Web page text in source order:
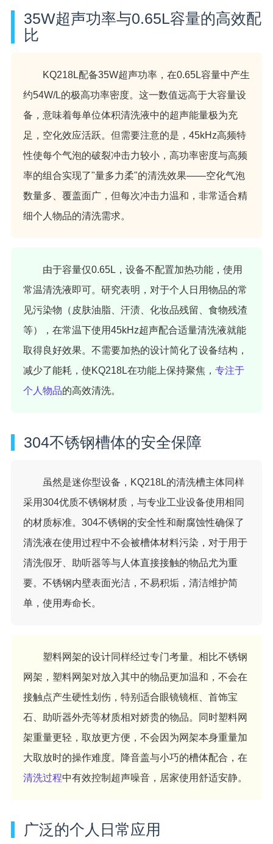
35W超声功率与0.65L容量的高效配
比
KQ218L配备35W超声功率，在0.65L容量中产生
约54W/L的极高功率密度。这一数值远高于大容量设
备，意味着每单位体积清洗液中的超声能量极为充
足，空化效应活跃。但需要注意的是，45kHz高频特
性使每个气泡的破裂冲击力较小，高功率密度与高频
率的组合实现了"量多力柔"的清洗效果——空化气泡
数量多、覆盖面广，但每次冲击力温和，非常适合精
细个人物品的清洗需求。
由于容量仅0.65L，设备不配置加热功能，使用
常温清洗液即可。研究表明，对于个人日用物品的常
见污染物（皮肤油脂、汗渍、化妆品残留、食物残渣
等），在常温下使用45kHz超声配合适量清洗液就能
取得良好效果。不需要加热的设计简化了设备结构，
减少了能耗，使KQ218L在功能上保持聚焦， 专注于
个人物品的高效清洗。
304不锈钢槽体的安全保障
虽然是迷你型设备，KQ218L的清洗槽主体同样
采用304优质不锈钢材质，与专业工业设备使用相同
的材质标准。304不锈钢的安全性和耐腐蚀性确保了
清洗液在使用过程中不会被槽体材料污染，对于用于
清洗假牙、助听器等与人体直接接触的物品尤为重
要。不锈钢内壁表面光洁，不易积垢，清洁维护简
单，使用寿命长。
塑料网架的设计同样经过专门考量。相比不锈钢
网架，塑料网架对放入其中的物品更加温和，不会在
接触点产生硬性划伤，特别适合眼镜镜框、首饰宝
石、助听器外壳等材质相对娇贵的物品。同时塑料网
架重量更轻，取放更方便，不会因为网架本身重量加
大取放时的操作难度。降音盖与小巧的槽体配合，在
清洗过程中有效控制超声噪音，居家使用舒适安静。
广泛的个人日常应用